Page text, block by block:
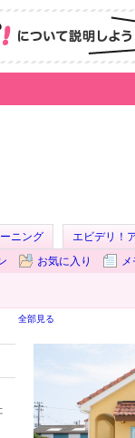
ニング
エビデリ！
お気に入り メ
全部見る